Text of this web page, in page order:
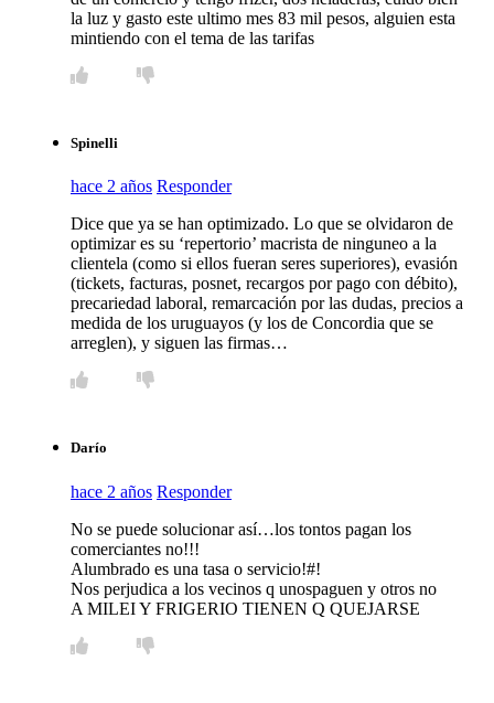
la luz y gasto este ultimo mes 83 mil pesos, alguien esta
mintiendo con el tema de las tarifas
Spinelli
hace 2 años Responder
Dice que ya se han optimizado. Lo que se olvidaron de
optimizar es su ‘repertorio’ macrista de ninguneo a la
clientela (como si ellos fueran seres superiores), evasión
(tickets, facturas, posnet, recargos por pago con débito),
precariedad laboral, remarcación por las dudas, precios a
medida de los uruguayos (y los de Concordia que se
arreglen), y siguen las firmas…
Darío
hace 2 años Responder
No se puede solucionar así…los tontos pagan los
comerciantes no!!!
Alumbrado es una tasa o servicio!#!
Nos perjudica a los vecinos q unospaguen y otros no
A MILEI Y FRIGERIO TIENEN Q QUEJARSE